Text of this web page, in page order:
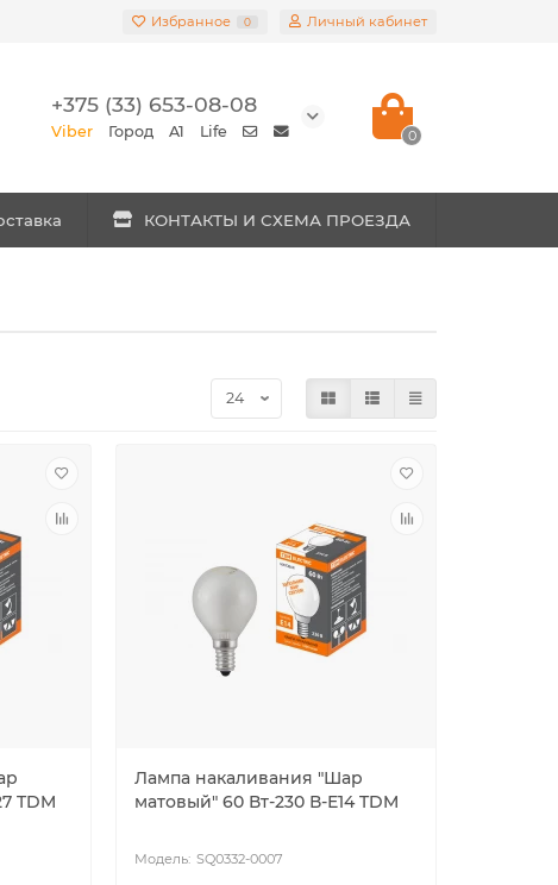
Избранное 0 Личный кабинет
+375 (33) 653-08-08
Viber Город A1 Life 0
КОНТАКТЫ И СХЕМА ПРОЕЗДА
TDM
Лампа накаливания "Шар
матовый" 60 Вт-230 В-Е14 TDM
SQ0332-0007